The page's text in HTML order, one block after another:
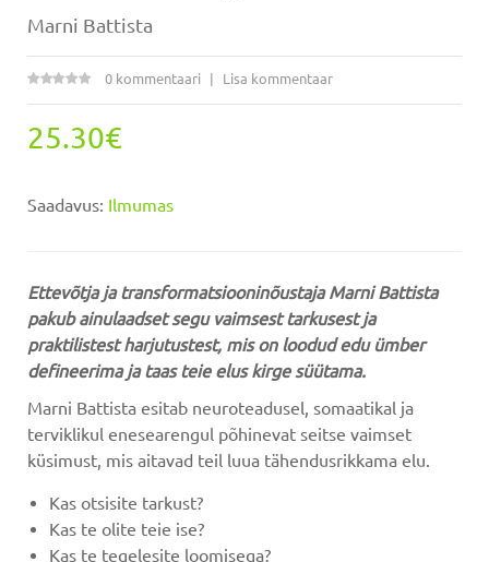
Marni Battista
0 kommentaari Lisa kommentaar
25.30€
Saadavus: Ilmumas
Ettevõtja ja transformatsiooninõustaja Marni Battista
pakub ainulaadset segu vaimsest tarkusest ja
praktilistest harjutustest, mis on loodud edu ümber
defineerima ja taas teie elus kirge süütama.
Marni Battista esitab neuroteadusel, somaatikal ja
terviklikul enesearengul põhinevat seitse vaimset
küsimust, mis aitavad teil luua tähendusrikkama elu.
Kas otsisite tarkust?
Kas te olite teie ise?
Kas te tegelesite loomisega?